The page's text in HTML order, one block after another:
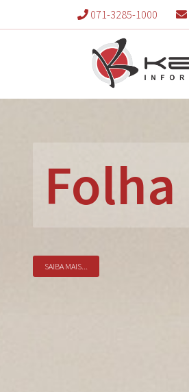
071-3285-1000
SAIBA MAIS...